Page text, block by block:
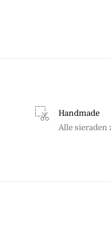
Handmade
Alle sieraden